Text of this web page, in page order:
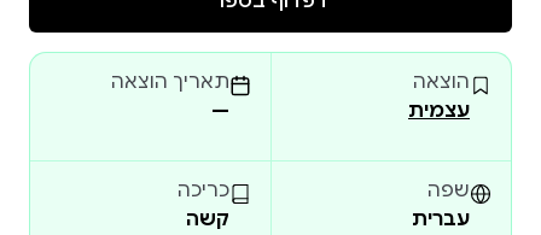
הסוד של עמליה
הוצאה
עצמית
תאריך הוצאה
—
שפה
עברית
כריכה
קשה